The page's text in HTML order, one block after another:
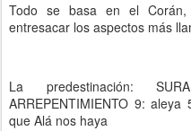
Todo se basa en el
entresacar los aspectos más
La predestinación:
ARREPENTIMIENTO 9:
que Alá nos haya